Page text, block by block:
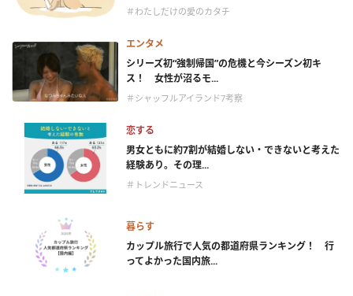
＃わたしだけの愛のカタチ
エンタメ
シリーズ初“強制帰国”の危機と今シーズン初キ
ス！ 女性が沼るモ...
＃シャッフルアイランド7考察
恋する
男女ともに約7割が結婚しない・できないと考えた
経験あり。その理...
＃トレンドニュース
暮らす
カップル旅行で人気の都道府県ランキング！ 行
ってよかった国内旅...